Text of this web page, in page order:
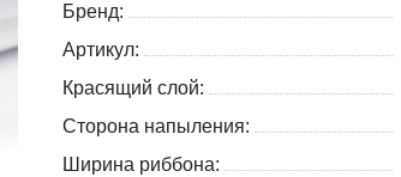
Бренд:
Артикул:
Красящий слой:
Сторона напыления:
Ширина риббона: